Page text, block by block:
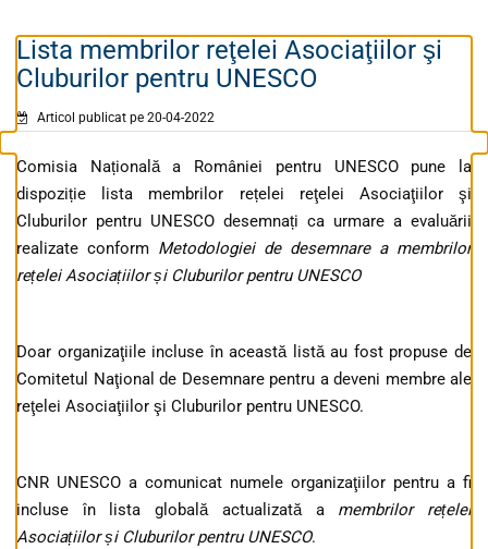
Lista membrilor reţelei Asociaţiilor şi
Cluburilor pentru UNESCO
Articol publicat pe 20-04-2022
Comisia Națională a României pentru UNESCO pune la
dispoziție lista membrilor rețelei reţelei Asociaţiilor şi
Cluburilor pentru UNESCO desemnați ca urmare a evaluării
realizate conform Metodologiei de desemnare a membrilor
rețelei Asociațiilor și Cluburilor pentru UNESCO
Doar organizaţiile incluse în această listă au fost propuse de
Comitetul Naţional de Desemnare pentru a deveni membre ale
reţelei Asociaţiilor şi Cluburilor pentru UNESCO.
CNR UNESCO a comunicat numele organizaţiilor pentru a fi
incluse în lista globală actualizată a membrilor rețelei
Asociațiilor și Cluburilor pentru UNESCO.